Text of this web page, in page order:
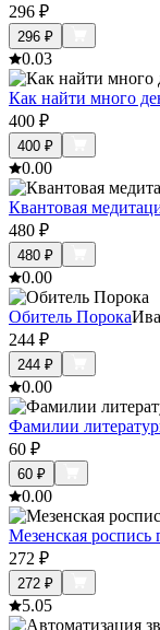
296 ₽
296 ₽
0.03
Как найти много
400 ₽
400 ₽
0.00
Квантовая
480 ₽
480 ₽
0.00
Обитель Порока
244 ₽
244 ₽
0.00
Фамилии
60 ₽
60 ₽
0.00
Мезенская роспись
272 ₽
272 ₽
5.05